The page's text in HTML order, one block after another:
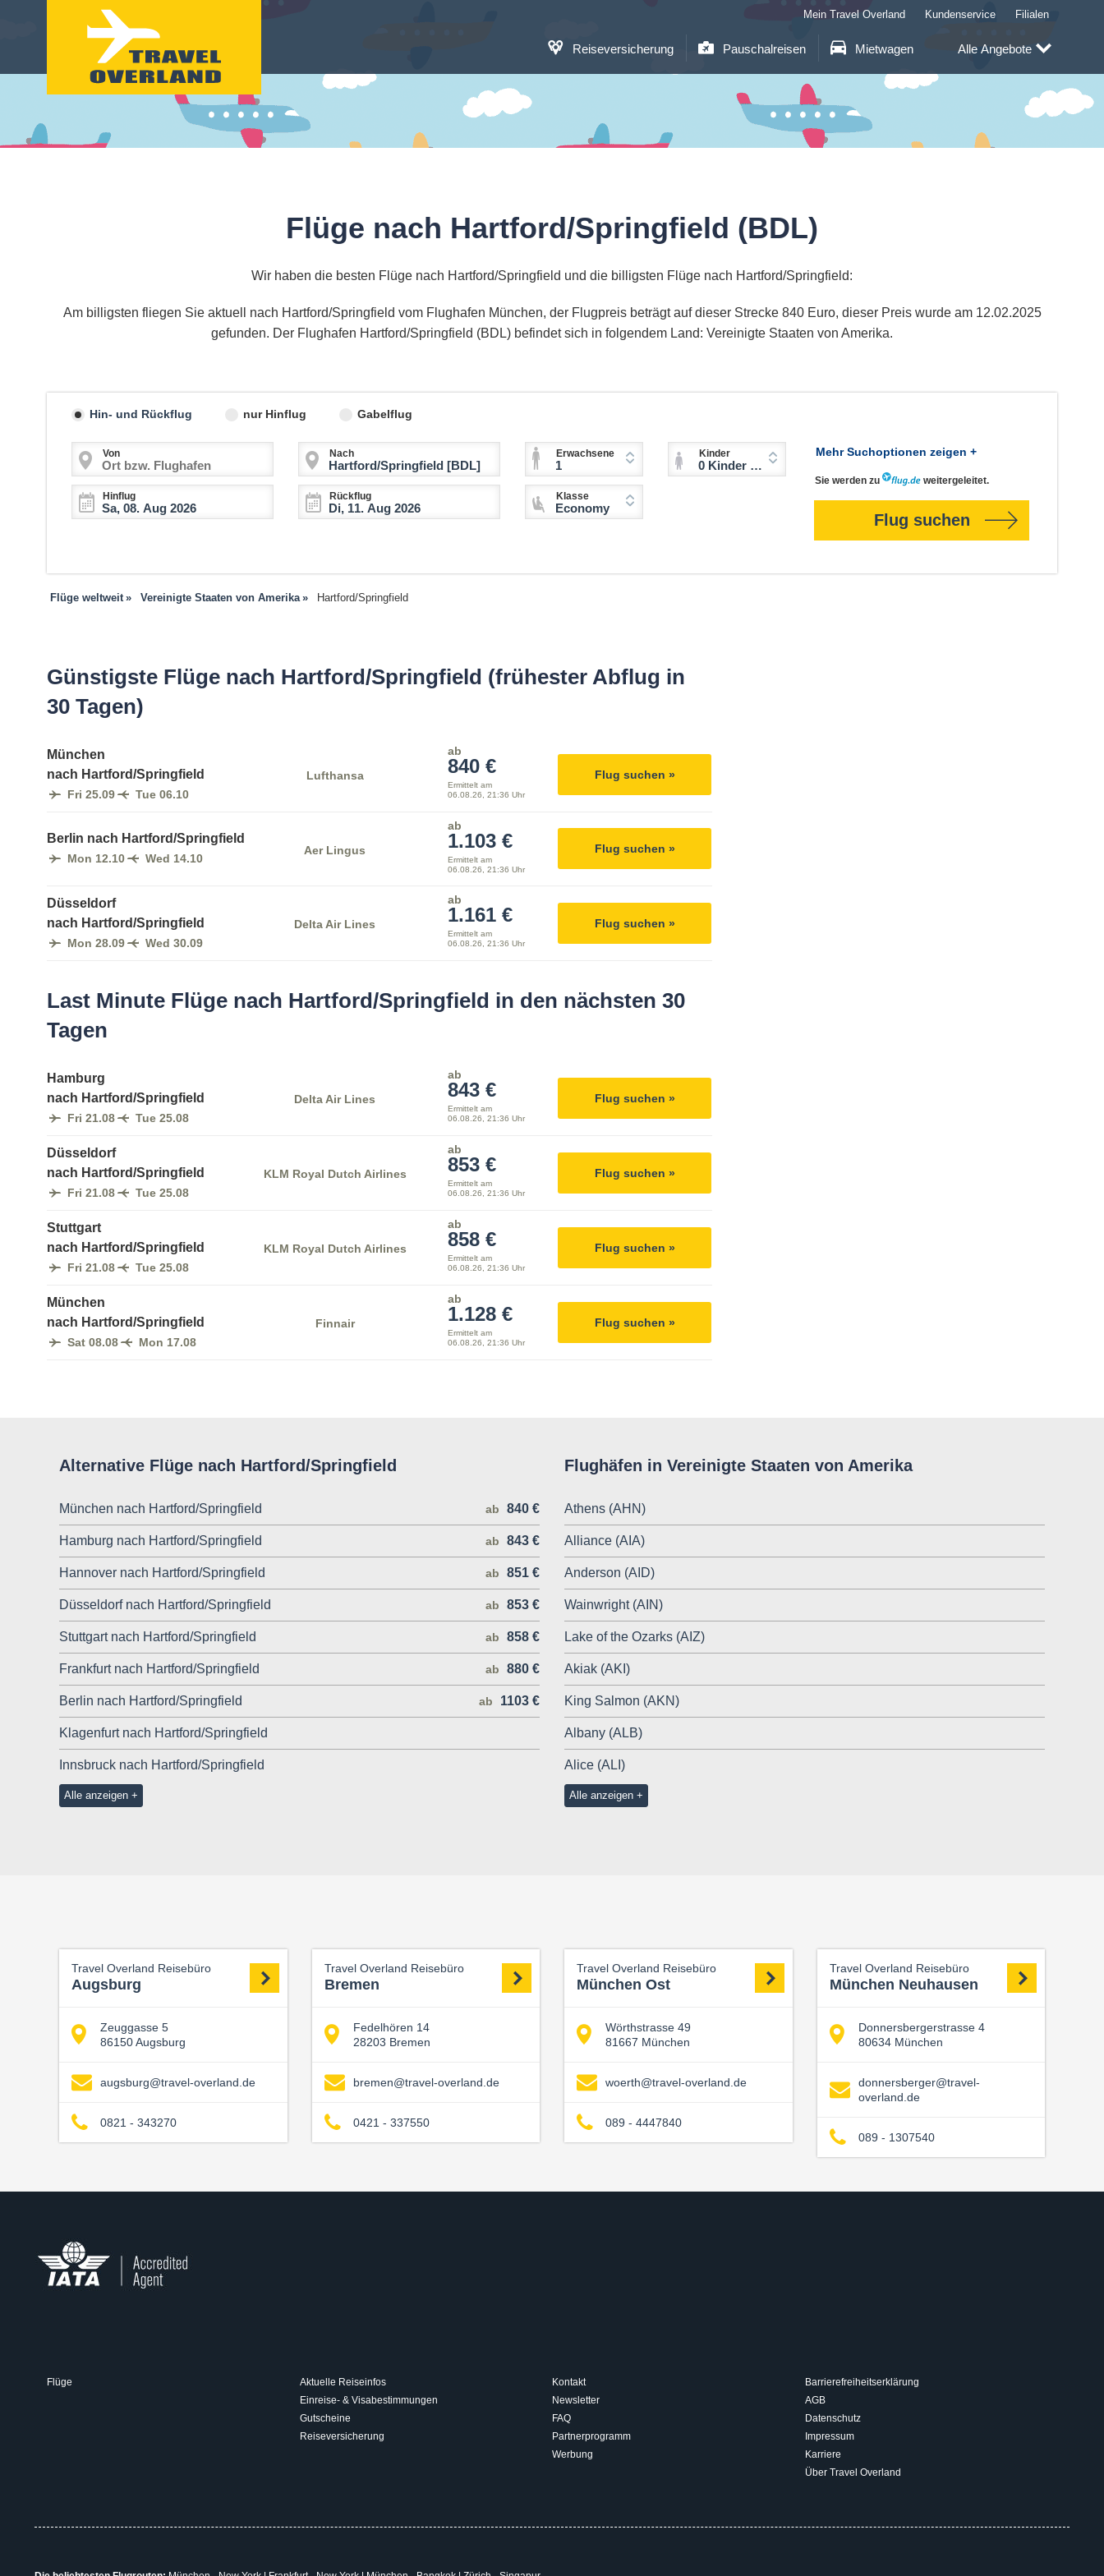
Reiseversicherung Pauschalreisen Mietwagen
Mein Travel Overland Kundenservice Filialen
Alle Angebote
Flüge nach Hartford/Springfield (BDL)
Wir haben die besten Flüge nach Hartford/Springfield und die billigsten Flüge nach Hartford/Springfield:
Am billigsten fliegen Sie aktuell nach Hartford/Springfield vom Flughafen München, der Flugpreis beträgt auf dieser Strecke 840 Euro, dieser Preis wurde am 12.02.2025
gefunden. Der Flughafen Hartford/Springfield (BDL) befindet sich in folgendem Land: Vereinigte Staaten von Amerika.
Hin- und Rückflug nur Hinflug Gabelflug
Von Nach
Hinflug Rückflug
Erwachsene
1
Kinder
0 Kinder (2-11 Jahre)
Klasse
Economy
Mehr Suchoptionen zeigen +
Sie werden zu weitergeleitet.
Flug suchen
Flüge weltweit Vereinigte Staaten von Amerika Hartford/Springfield
Günstigste Flüge nach Hartford/Springfield (frühester Abflug in
30 Tagen)
München
nach Hartford/Springfield
Fri 25.09 Tue 06.10
Lufthansa
ab
840 €
Ermittelt am
06.08.26, 21:36 Uhr
Flug suchen »
Berlin nach Hartford/Springfield
Mon 12.10 Wed 14.10
Aer Lingus
ab
1.103 €
Ermittelt am
06.08.26, 21:36 Uhr
Flug suchen »
Düsseldorf
nach Hartford/Springfield
Mon 28.09 Wed 30.09
Delta Air Lines
ab
1.161 €
Ermittelt am
06.08.26, 21:36 Uhr
Flug suchen »
Last Minute Flüge nach Hartford/Springfield in den nächsten 30
Tagen
Hamburg
nach Hartford/Springfield
Fri 21.08 Tue 25.08
Delta Air Lines
ab
843 €
Ermittelt am
06.08.26, 21:36 Uhr
Flug suchen »
Düsseldorf
nach Hartford/Springfield
Fri 21.08 Tue 25.08
KLM Royal Dutch Airlines
ab
853 €
Ermittelt am
06.08.26, 21:36 Uhr
Flug suchen »
Stuttgart
nach Hartford/Springfield
Fri 21.08 Tue 25.08
KLM Royal Dutch Airlines
ab
858 €
Ermittelt am
06.08.26, 21:36 Uhr
Flug suchen »
München
nach Hartford/Springfield
Sat 08.08 Mon 17.08
Finnair
ab
1.128 €
Ermittelt am
06.08.26, 21:36 Uhr
Flug suchen »
Alternative Flüge nach Hartford/Springfield
München nach Hartford/Springfield ab 840 €
Hamburg nach Hartford/Springfield ab 843 €
Hannover nach Hartford/Springfield ab 851 €
Düsseldorf nach Hartford/Springfield ab 853 €
Stuttgart nach Hartford/Springfield ab 858 €
Frankfurt nach Hartford/Springfield ab 880 €
Berlin nach Hartford/Springfield ab 1103 €
Klagenfurt nach Hartford/Springfield
Innsbruck nach Hartford/Springfield
Alle anzeigen
Flughäfen in Vereinigte Staaten von Amerika
Athens (AHN)
Alliance (AIA)
Anderson (AID)
Wainwright (AIN)
Lake of the Ozarks (AIZ)
Akiak (AKI)
King Salmon (AKN)
Albany (ALB)
Alice (ALI)
Alle anzeigen
Travel Overland Reisebüro
Augsburg
Zeuggasse 5
86150 Augsburg
augsburg@travel-overland.de
0821 - 343270
Travel Overland Reisebüro
Bremen
Fedelhören 14
28203 Bremen
bremen@travel-overland.de
0421 - 337550
Travel Overland Reisebüro
München Ost
Wörthstrasse 49
81667 München
woerth@travel-overland.de
089 - 4447840
Travel Overland Reisebüro
München Neuhausen
Donnersbergerstrasse 4
80634 München
donnersberger@travel-
overland.de
089 - 1307540
Flüge
Aktuelle Reiseinfos
Einreise- & Visabestimmungen
Gutscheine
Reiseversicherung
Kontakt
Newsletter
FAQ
Partnerprogramm
Werbung
Barrierefreiheitserklärung
AGB
Datenschutz
Impressum
Karriere
Über Travel Overland